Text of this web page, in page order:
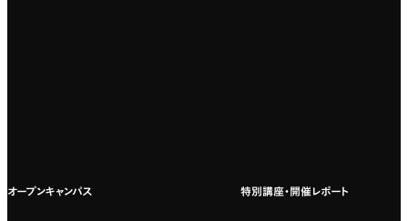
海外への留学
オープンキャンパス 特別講座・開催レポート